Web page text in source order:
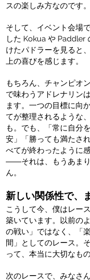
スの楽しみ方なのです。
そして、イベント会場
した Kokua や Paddler
けたパドラーを見ると
上の喜びを感じます。
もちろん、チャンピオ
で味わうアドレナリン
ます。一つの目標に向
てが整理されるような
も。でも、「常に自分
安」「勝っても満たさ
べてが終わったように
――それは、もうあま
ん。
新しい関係性で、
こうして今、僕はレー
築いています。以前の
の戦い」ではなく、「
間」としてのレース。
って、本当に大切なもの
次のレースで、みなさ